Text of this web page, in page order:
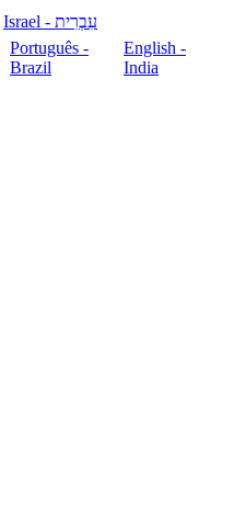
עִבְרִית - Israel
Português -
Brazil
English -
India